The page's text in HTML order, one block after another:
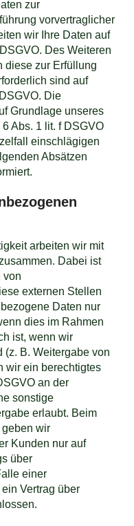
zur
vorvertraglicher
wir Ihre Daten auf
Des Weiteren
diese zur Erfüllung
sind auf
Die
Grundlage unseres
Abs. 1 lit. f DSGVO
einschlägigen
Absätzen
arbeiten wir mit
Dabei ist
von
externen Stellen
Daten nur
dies im Rahmen
ist, wenn wir
(z. B. Weitergabe von
wir ein berechtigtes
an der
sonstige
erlaubt. Beim
geben wir
Kunden nur auf
über
einer
Vertrag über